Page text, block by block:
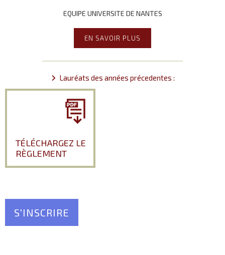
TÉLÉCHARGEZ LE
RÈGLEMENT
EQUIPE UNIVERSITE DE NANTES
EN SAVOIR PLUS
Lauréats des années précedentes :
S'INSCRIRE